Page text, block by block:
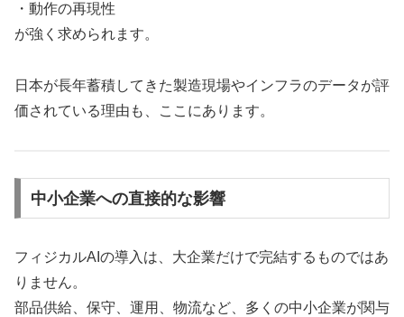
・動作の再現性
が強く求められます。
日本が長年蓄積してきた製造現場やインフラのデータが評
価されている理由も、ここにあります。
中小企業への直接的な影響
フィジカルAIの導入は、大企業だけで完結するものではあ
りません。
部品供給、保守、運用、物流など、多くの中小企業が関与